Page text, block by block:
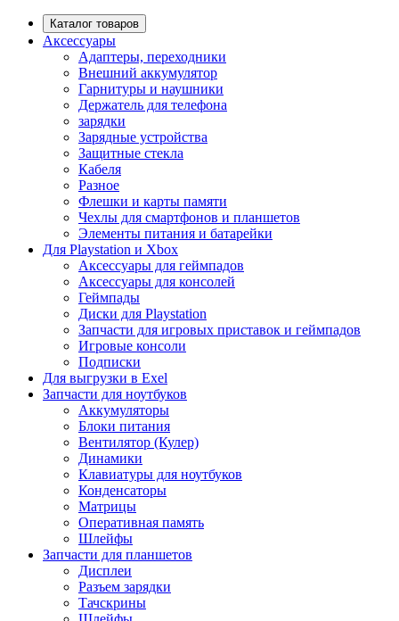
Каталог товаров
Аксессуары
Адаптеры, переходники
Внешний аккумулятор
Гарнитуры и наушники
Держатель для телефона
зарядки
Зарядные устройства
Защитные стекла
Кабеля
Разное
Флешки и карты памяти
Чехлы для смартфонов и планшетов
Элементы питания и батарейки
Для Playstation и Xbox
Аксессуары для геймпадов
Аксессуары для консолей
Геймпады
Диски для Playstation
Запчасти для игровых приставок и геймпадов
Игровые консоли
Подписки
Для выгрузки в Exel
Запчасти для ноутбуков
Аккумуляторы
Блоки питания
Вентилятор (Кулер)
Динамики
Клавиатуры для ноутбуков
Конденсаторы
Матрицы
Оперативная память
Шлейфы
Запчасти для планшетов
Дисплеи
Разъем зарядки
Тачскрины